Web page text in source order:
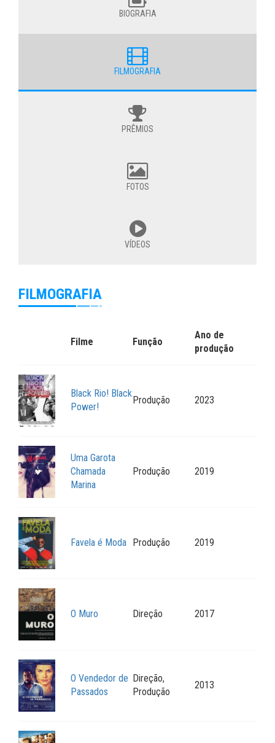
BIOGRAFIA
FILMOGRAFIA
PRÊMIOS
FOTOS
VÍDEOS
FILMOGRAFIA
Filme Função
Ano de
produção
Black Rio! Black
Power!
Produção 2023
Uma Garota
Chamada
Marina
Produção 2019
Favela é Moda Produção 2019
O Muro Direção 2017
O Vendedor de
Passados
Direção,
Produção
2013